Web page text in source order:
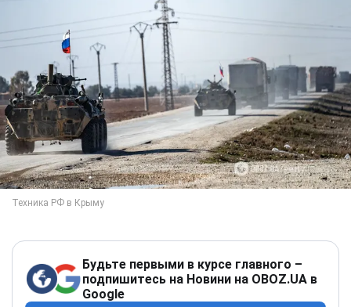
Будьте первыми в курсе главного –
подпишитесь на Новини на OBOZ.UA в
Google